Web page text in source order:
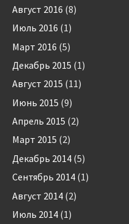
Август 2016 (8)
Июль 2016 (1)
Март 2016 (5)
Декабрь 2015 (1)
Август 2015 (11)
Июнь 2015 (9)
Апрель 2015 (2)
Март 2015 (2)
Декабрь 2014 (5)
Сентябрь 2014 (1)
Август 2014 (2)
Июль 2014 (1)